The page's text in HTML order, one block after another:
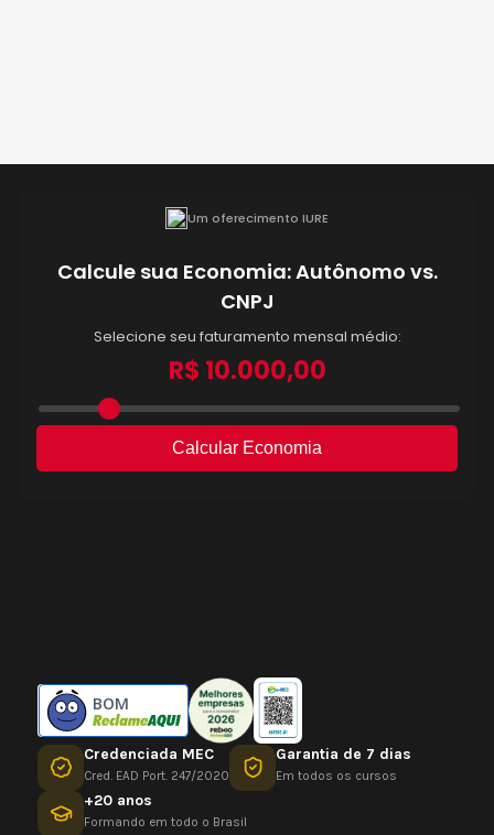
BOM
Credenciada MEC
Cred. EAD Port. 247/2020
Garantia de 7 dias
Em todos os cursos
+20 anos
Formando em todo o Brasil